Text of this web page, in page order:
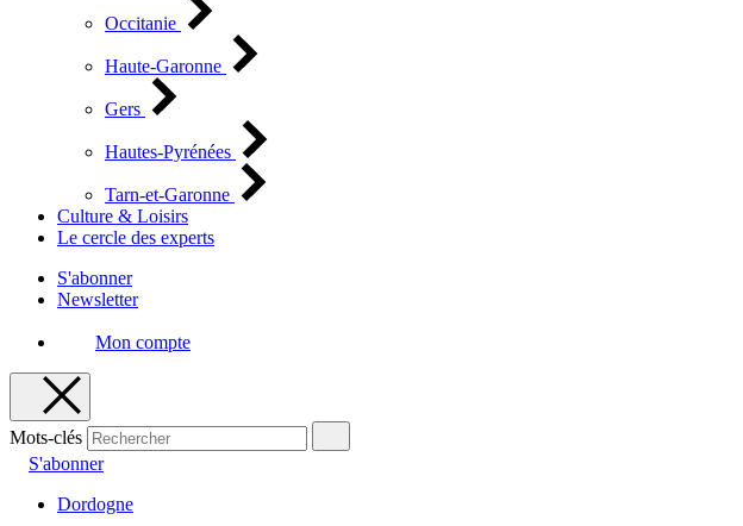
Occitanie
Haute-Garonne
Gers
Hautes-Pyrénées
Tarn-et-Garonne
Culture & Loisirs
Le cercle des experts
S'abonner
Newsletter
Mon compte
Mots-clés
S'abonner
Dordogne